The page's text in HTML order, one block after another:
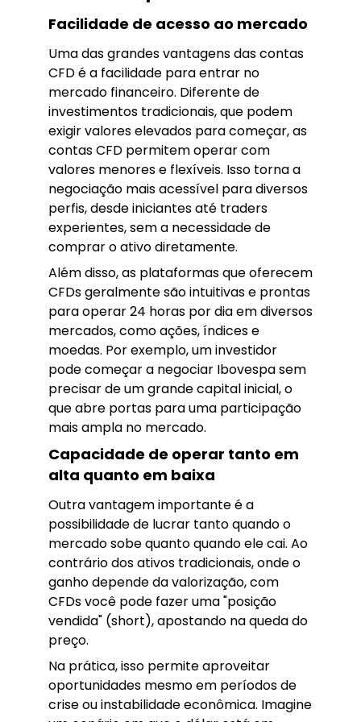
Facilidade de acesso ao mercado
Uma das grandes vantagens das contas
CFD é a facilidade para entrar no
mercado financeiro. Diferente de
investimentos tradicionais, que podem
exigir valores elevados para começar, as
contas CFD permitem operar com
valores menores e flexíveis. Isso torna a
negociação mais acessível para diversos
perfis, desde iniciantes até traders
experientes, sem a necessidade de
comprar o ativo diretamente.
Além disso, as plataformas que oferecem
CFDs geralmente são intuitivas e prontas
para operar 24 horas por dia em diversos
mercados, como ações, índices e
moedas. Por exemplo, um investidor
pode começar a negociar Ibovespa sem
precisar de um grande capital inicial, o
que abre portas para uma participação
mais ampla no mercado.
Capacidade de operar tanto em
alta quanto em baixa
Outra vantagem importante é a
possibilidade de lucrar tanto quando o
mercado sobe quanto quando ele cai. Ao
contrário dos ativos tradicionais, onde o
ganho depende da valorização, com
CFDs você pode fazer uma "posição
vendida" (short), apostando na queda do
preço.
Na prática, isso permite aproveitar
oportunidades mesmo em períodos de
crise ou instabilidade econômica. Imagine